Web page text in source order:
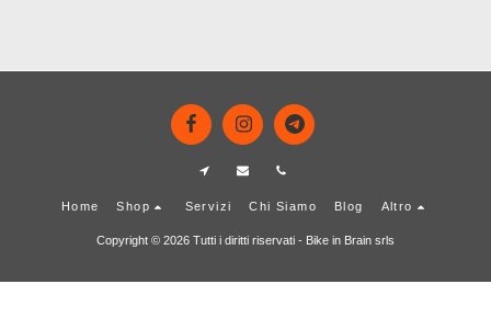
Home Shop Servizi Chi Siamo Blog Altro
Copyright © 2026 Tutti i diritti riservati - Bike in Brain srls